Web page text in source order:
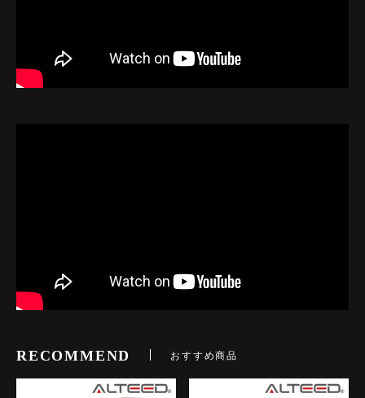
RECOMMEND おすすめ商品